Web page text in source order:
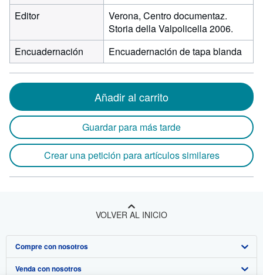
Editor
Verona, Centro documentaz.
Storia della Valpolicella 2006.
Encuadernación
Encuadernación de tapa blanda
Añadir al carrito
Guardar para más tarde
Crear una petición para artículos similares
VOLVER AL INICIO
Compre con nosotros
Búsqueda avanzada
Venda con nosotros